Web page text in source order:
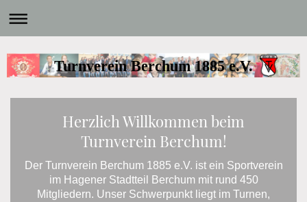
Turnverein Berchum 1885 e.V.
Herzlich Willkommen beim
Turnverein Berchum!
Der Turnverein Berchum 1885 e.V. ist ein Sportverein
im Hagener Stadtteil Berchum mit rund 450
Mitgliedern. Unser Schwerpunkt liegt im Turnen,